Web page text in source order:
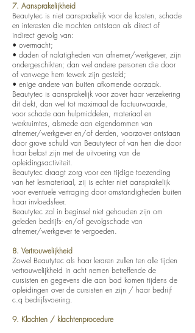
7. Aansprakelijkheid
Beautytec is niet aansprakelijk voor de kosten, schade
en interesten die mochten ontstaan als direct of
indirect gevolg van:
• overmacht;
• daden of nalatigheden van afnemer/werkgever, zijn
ondergeschikten; dan wel andere personen die door
of vanwege hem tewerk zijn gesteld;
• enige andere van buiten afkomende oorzaak.
Beautytec is aansprakelijk voor zover haar verzekering
dit dekt, dan wel tot maximaal de factuurwaarde,
voor schade aan hulpmiddelen, materiaal en
werkruimtes, alsmede aan eigendommen van
afnemer/werkgever en/of derden, voorzover ontstaan
door grove schuld van Beautytecr of van hen die door
haar belast zijn met de uitvoering van de
opleidingsactiviteit.
Beautytec draagt zorg voor een tijdige toezending
van het lesmateriaal, zij is echter niet aansprakelijk
voor eventuele vertraging door omstandigheden buiten
haar invloedsfeer.
Beautytec zal in beginsel niet gehouden zijn om
geleden bedrijfs- en/of gevolgschade van
afnemer/werkgever te vergoeden.
8. Vertrouwelijkheid
Zowel Beautytec als haar leraren zullen ten alle tijden
vertrouwelijkheid in acht nemen betreffende de
cursisten en gegevens die aan bod komen tijdens de
opleidingen over de cursisten en zijn / haar bedrijf
c.q bedrijfsvoering.
9. Klachten / klachtenprocedure